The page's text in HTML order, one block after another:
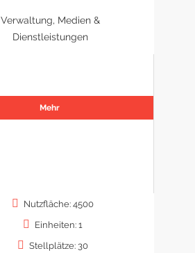
Verwaltung, Medien &
Dienstleistungen
Mehr
Nutzfläche: 4500
Einheiten: 1
Stellplätze: 30